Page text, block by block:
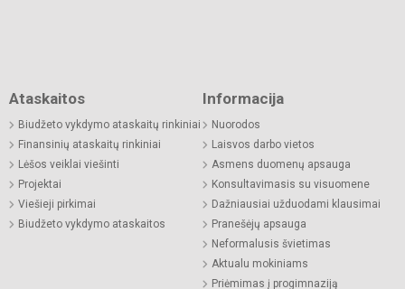
Ataskaitos
Biudžeto vykdymo ataskaitų rinkiniai
Finansinių ataskaitų rinkiniai
Lėšos veiklai viešinti
Projektai
Viešieji pirkimai
Biudžeto vykdymo ataskaitos
Informacija
Nuorodos
Laisvos darbo vietos
Asmens duomenų apsauga
Konsultavimasis su visuomene
Dažniausiai užduodami klausimai
Pranešėjų apsauga
Neformalusis švietimas
Aktualu mokiniams
Priėmimas į progimnaziją